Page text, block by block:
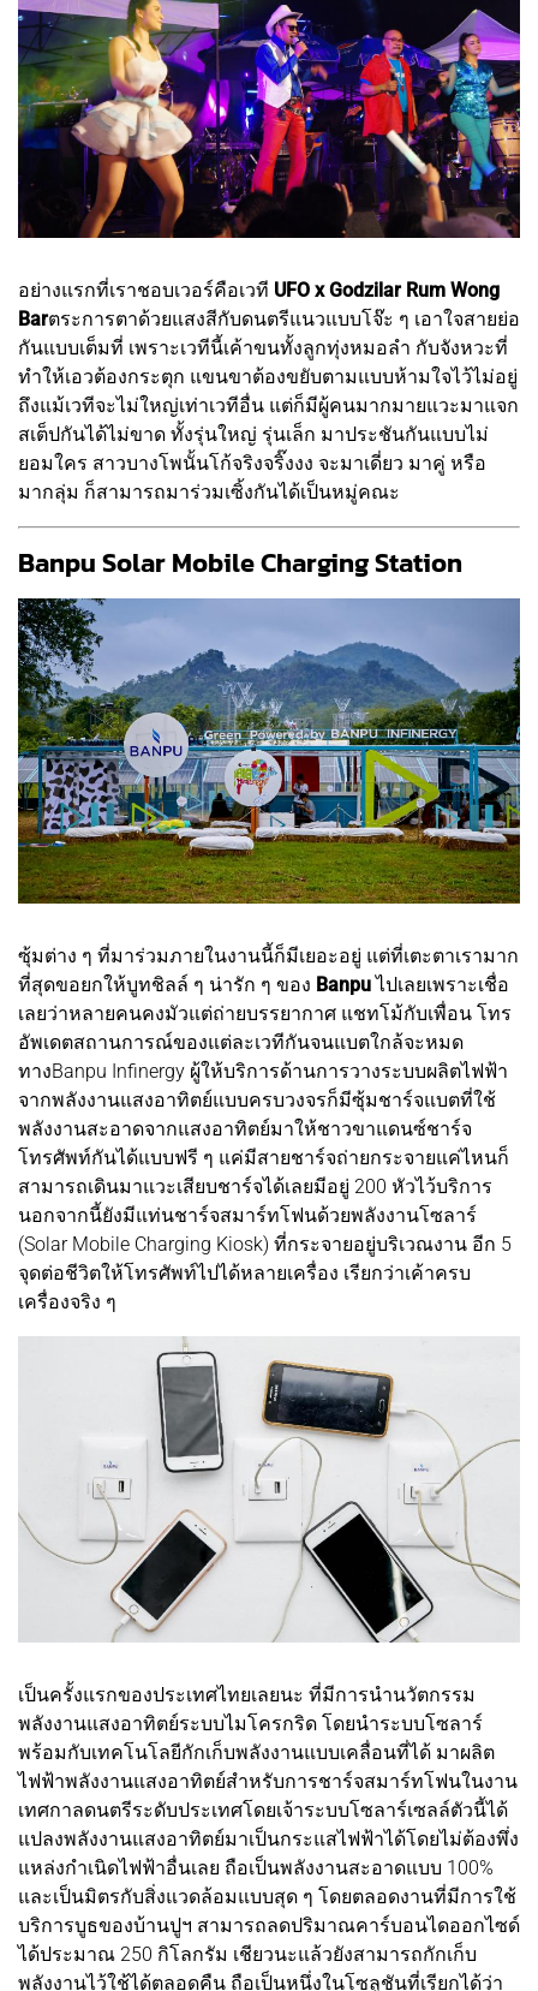
อย่างแรกที่เราชอบเวอร์คือเวที UFO x Godzilar Rum Wong
Barตระการตาด้วยแสงสีกับดนตรีแนวแบบโจ๊ะ ๆ เอาใจสายย่อ
กันแบบเต็มที่ เพราะเวทีนี้เค้าขนทั้งลูกทุ่งหมอลำ กับจังหวะที่
ทำให้เอวต้องกระตุก แขนขาต้องขยับตามแบบห้ามใจไว้ไม่อยู่
ถึงแม้เวทีจะไม่ใหญ่เท่าเวทีอื่น แต่ก็มีผู้คนมากมายแวะมาแจก
สเต็ปกันได้ไม่ขาด ทั้งรุ่นใหญ่ รุ่นเล็ก มาประชันกันแบบไม่
ยอมใคร สาวบางโพนั้นโก้จริงจริ๊งงง จะมาเดี่ยว มาคู่ หรือ
มากลุ่ม ก็สามารถมาร่วมเซิ้งกันได้เป็นหมู่คณะ
Banpu Solar Mobile Charging Station
ซุ้มต่าง ๆ ที่มาร่วมภายในงานนี้ก็มีเยอะอยู่ แต่ที่เตะตาเรามาก
ที่สุดขอยกให้บูทชิลล์ ๆ น่ารัก ๆ ของ Banpuไปเลยเพราะเชื่อ
เลยว่าหลายคนคงมัวแต่ถ่ายบรรยากาศ แชทโม้กับเพื่อน โทร
อัพเดตสถานการณ์ของแต่ละเวทีกันจนแบตใกล้จะหมด
ทางBanpu Infinergy ผู้ให้บริการด้านการวางระบบผลิตไฟฟ้า
จากพลังงานแสงอาทิตย์แบบครบวงจรก็มีซุ้มชาร์จแบตที่ใช้
พลังงานสะอาดจากแสงอาทิตย์มาให้ชาวขาแดนซ์ชาร์จ
โทรศัพท์กันได้แบบฟรี ๆ แค่มีสายชาร์จถ่ายกระจายแค่ไหนก็
สามารถเดินมาแวะเสียบชาร์จได้เลยมีอยู่ 200 หัวไว้บริการ
นอกจากนี้ยังมีแท่นชาร์จสมาร์ทโฟนด้วยพลังงานโซลาร์
(Solar Mobile Charging Kiosk) ที่กระจายอยู่บริเวณงาน อีก 5
จุดต่อชีวิตให้โทรศัพท์ไปได้หลายเครื่อง เรียกว่าเค้าครบ
เครื่องจริง ๆ
เป็นครั้งแรกของประเทศไทยเลยนะ ที่มีการนำนวัตกรรม
พลังงานแสงอาทิตย์ระบบไมโครกริด โดยนำระบบโซลาร์
พร้อมกับเทคโนโลยีกักเก็บพลังงานแบบเคลื่อนที่ได้ มาผลิต
ไฟฟ้าพลังงานแสงอาทิตย์สำหรับการชาร์จสมาร์ทโฟนในงาน
เทศกาลดนตรีระดับประเทศโดยเจ้าระบบโซลาร์เซลล์ตัวนี้ได้
แปลงพลังงานแสงอาทิตย์มาเป็นกระแสไฟฟ้าได้โดยไม่ต้องพึ่ง
แหล่งกำเนิดไฟฟ้าอื่นเลย ถือเป็นพลังงานสะอาดแบบ 100%
และเป็นมิตรกับสิ่งแวดล้อมแบบสุด ๆ โดยตลอดงานที่มีการใช้
บริการบูธของบ้านปูฯ สามารถลดปริมาณคาร์บอนไดออกไซด์
ได้ประมาณ 250 กิโลกรัม เชียวนะแล้วยังสามารถกักเก็บ
พลังงานไว้ใช้ได้ตลอดคืน ถือเป็นหนึ่งในโซลูชันที่เรียกได้ว่า